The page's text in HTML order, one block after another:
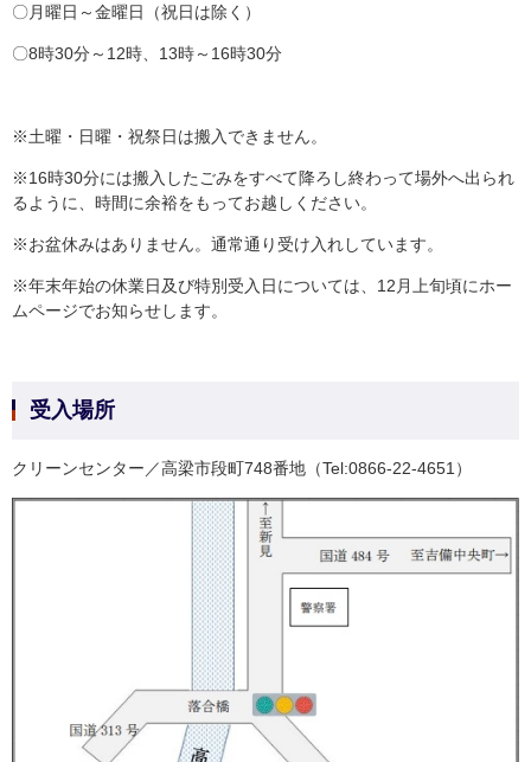
〇月曜日～金曜日（祝日は除く）
〇8時30分～12時、13時～16時30分
※土曜・日曜・祝祭日は搬入できません。
※16時30分には搬入したごみをすべて降ろし終わって場外へ出られ
るように、時間に余裕をもってお越しください。
※お盆休みはありません。通常通り受け入れしています。
※年末年始の休業日及び特別受入日については、12月上旬頃にホー
ムページでお知らせします。
受入場所
クリーンセンター／高梁市段町748番地（Tel:0866-22-4651）